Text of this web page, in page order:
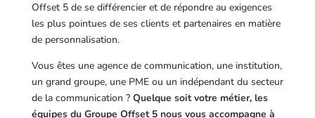
Offset 5 de se différencier et de répondre au exigences
les plus pointues de ses clients et partenaires en matière
de personnalisation.
Vous êtes une agence de communication, une institution,
un grand groupe, une PME ou un indépendant du secteur
de la communication ? Quelque soit votre métier, les
équipes du Groupe Offset 5 nous vous accompagne à